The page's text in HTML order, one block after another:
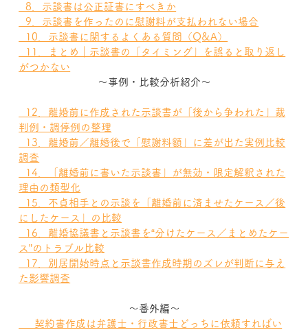
8．示談書は公正証書にすべきか
9．示談書を作ったのに慰謝料が支払われない場合
10．示談書に関するよくある質問（Q&A）
11．まとめ｜示談書の「タイミング」を誤ると取り返し
がつかない
～事例・比較分析紹介～
12．離婚前に作成された示談書が「後から争われた」裁
判例・調停例の整理
13．離婚前／離婚後で「慰謝料額」に差が出た実例比較
調査
14．「離婚前に書いた示談書」が無効・限定解釈された
理由の類型化
15．不貞相手との示談を「離婚前に済ませたケース／後
にしたケース」の比較
16．離婚協議書と示談書を“分けたケース／まとめたケー
ス”のトラブル比較
17．別居開始時点と示談書作成時期のズレが判断に与え
た影響調査
～番外編～
契約書作成は弁護士・行政書士どっちに依頼すればい